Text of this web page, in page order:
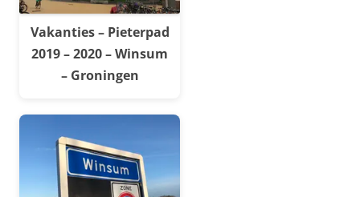
Vakanties – Pieterpad
2019 – 2020 – Winsum
– Groningen